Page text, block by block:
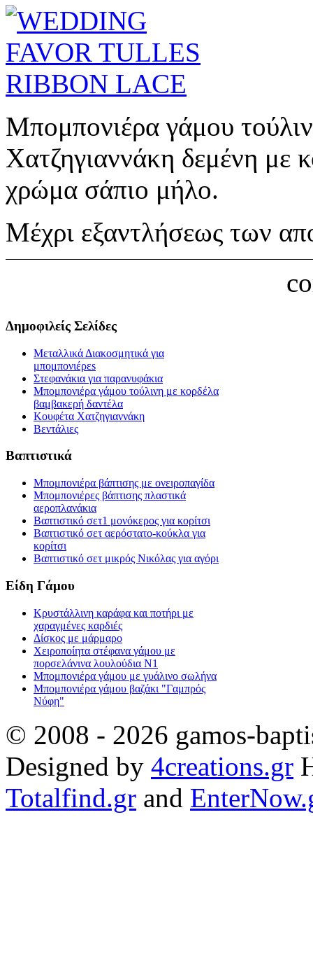
Μπομπονιέρα γάμου
Χατζηγιαννάκη δεμένη με
χρώμα σάπιο μήλο.
Μέχρι εξαντλήσεως των
Δημοφιλείς Σελίδες
Μεταλλικά Διακοσμητικά για
μπομπονιέρεs
Στεφανάκια για παρανυφάκια
Μπομπονιέρα γάμου τούλινη με κορδέλα
βαμβακερή δαντέλα
Κουφέτα Χατζηγιαννάκη
Βεντάλιες
Βαπτιστικά
Μπομπονιέρα βάπτισης με ονειροπαγίδα
Μπομπονιέρες βάπτισης πλαστικά
αεροπλανάκια
Βαπτιστικό σετ1 μονόκερος για κορίτσι
Βαπτιστικό σετ αερόστατο-κούκλα για
κορίτσι
Βαπτιστικό σετ μικρός Νικόλας για αγόρι
Είδη Γάμου
Κρυστάλλινη καράφα και ποτήρι με
χαραγμένες καρδιές
Δίσκος με μάρμαρο
Χειροποίητα στέφανα γάμου με
πορσελάνινα λουλούδια Ν1
Μπομπονιέρα γάμου με γυάλινο σωλήνα
Μπομπονιέρα γάμου βαζάκι "Γαμπρός
Νύφη"
© 2008 - 2026 gamos-
Designed by 4creations.gr
Totalfind.gr and